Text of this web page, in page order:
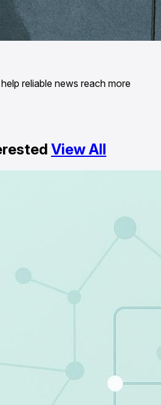
reliable news reach more
View All